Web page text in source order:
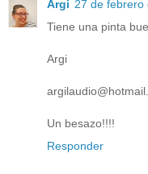
Argi 27 de febrero
Tiene una pinta
Argi
Un besazo!!!!
Responder